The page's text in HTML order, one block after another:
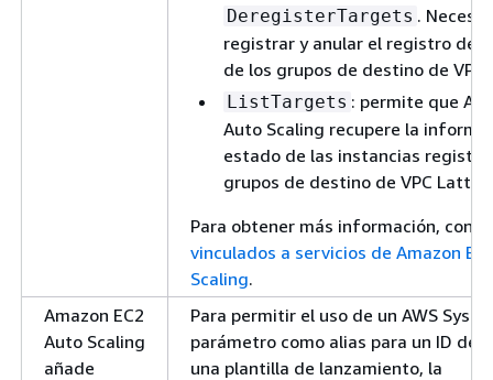
DeregisterTargets .
registrar y anular el registro de
de los grupos de destino de
ListTargets : permite que
Auto Scaling recupere la
estado de las instancias
grupos de destino de VPC
Para obtener más información,
vinculados a servicios de Amazon
Scaling.
Amazon EC2
Auto Scaling
añade
Para permitir el uso de un AWS
parámetro como alias para un ID de
una plantilla de lanzamiento, la